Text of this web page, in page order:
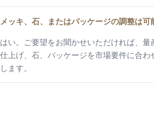
メッキ、石、またはパッケージの調整は可
はい。ご要望をお聞かせいただければ、量
仕上げ、石、パッケージを市場要件に合わ
します。